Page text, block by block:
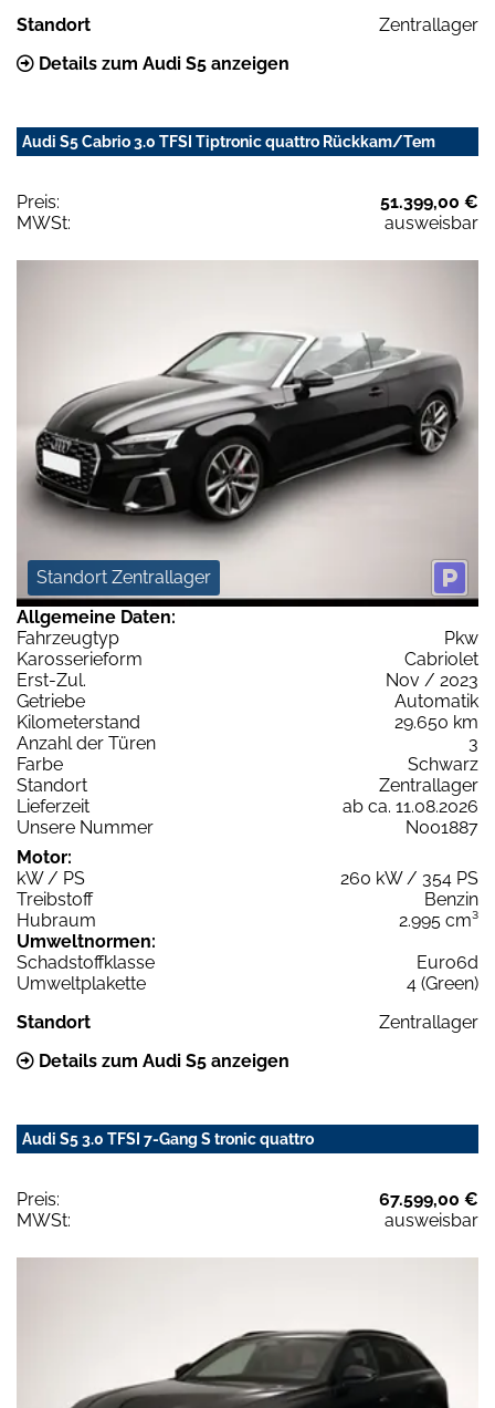
Standort
Zentrallager
Details zum Audi S5 anzeigen
Audi S5 Cabrio 3.0 TFSI Tiptronic quattro Rückkam/Tem
Preis:
51.399,00 €
MWSt:
ausweisbar
Standort Zentrallager
Allgemeine Daten:
Fahrzeugtyp
Pkw
Karosserieform
Cabriolet
Erst-Zul.
Nov / 2023
Getriebe
Automatik
Kilometerstand
29.650 km
Anzahl der Türen
3
Farbe
Schwarz
Standort
Zentrallager
Lieferzeit
ab ca. 11.08.2026
Unsere Nummer
N001887
Motor:
kW / PS
260 kW / 354 PS
Treibstoff
Benzin
Hubraum
2.995 cm³
Umweltnormen:
Schadstoffklasse
Euro6d
Umweltplakette
4 (Green)
Standort
Zentrallager
Details zum Audi S5 anzeigen
Audi S5 3.0 TFSI 7-Gang S tronic quattro
Preis:
67.599,00 €
MWSt:
ausweisbar